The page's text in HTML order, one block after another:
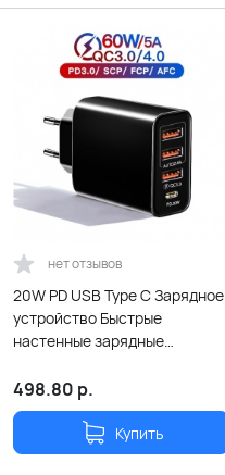
нет отзывов
20W PD USB Type C Зарядное
устройство Быстрые
настенные зарядные
устройство для мобильного
телефона для iPhone
Samsung Xiaomi Quick Charge
3.0 usb c адаптер питания
498.80 р.
Купить